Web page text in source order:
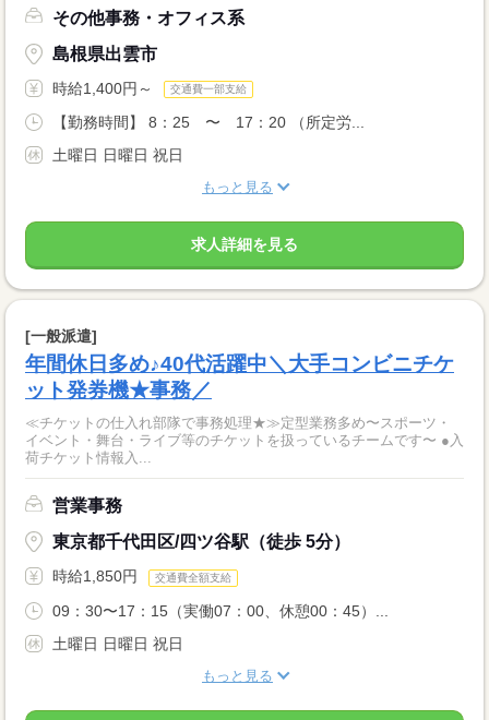
その他事務・オフィス系
島根県出雲市
時給1,400円～ 交通費一部支給
【勤務時間】 8：25 〜 17：20 （所定労...
土曜日 日曜日 祝日
もっと見る
求人詳細を見る
[一般派遣]
年間休日多め♪40代活躍中＼大手コンビニチケ
ット発券機★事務／
≪チケットの仕入れ部隊で事務処理★≫定型業務多め〜スポーツ・
イベント・舞台・ライブ等のチケットを扱っているチームです〜 ●入
荷チケット情報入...
営業事務
東京都千代田区/四ツ谷駅（徒歩 5分）
時給1,850円 交通費全額支給
09：30〜17：15（実働07：00、休憩00：45）...
土曜日 日曜日 祝日
もっと見る